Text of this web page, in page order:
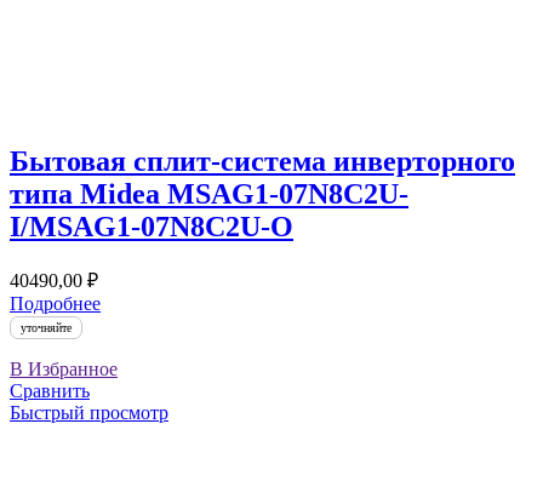
Бытовая сплит-система инверторного
типа Midea MSAG1-07N8C2U-
I/MSAG1-07N8C2U-O
40490,00 ₽
Подробнее
уточняйте
В Избранное
Сравнить
Быстрый просмотр